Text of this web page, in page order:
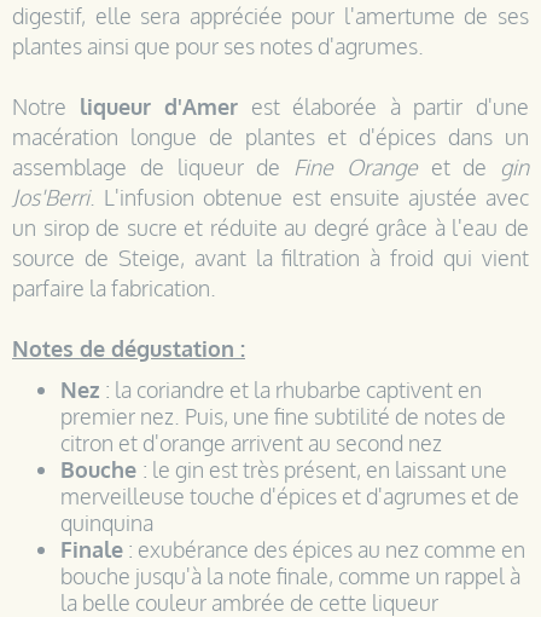
digestif, elle sera appréciée pour l'amertume de ses
plantes ainsi que pour ses notes d'agrumes.
Notre liqueur d'Amer est élaborée à partir d'une
macération longue de plantes et d'épices dans un
assemblage de liqueur de Fine Orangeet de gin
Jos'Berri. L'infusion obtenue est ensuite ajustée avec
un sirop de sucre et réduite au degré grâce à l'eau de
source de Steige, avant la filtration à froid qui vient
parfaire la fabrication.
Notes de dégustation :
Nez : la coriandre et la rhubarbe captivent en
premier nez. Puis, une fine subtilité de notes de
citron et d'orange arrivent au second nez
Bouche : le gin est très présent, en laissant une
merveilleuse touche d'épices et d'agrumes et de
quinquina
Finale : exubérance des épices au nez comme en
bouche jusqu'à la note finale, comme un rappel à
la belle couleur ambrée de cette liqueur